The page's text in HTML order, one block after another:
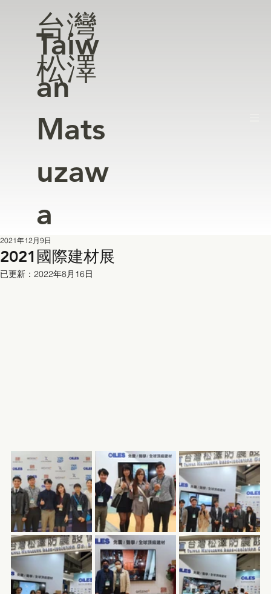
台灣
松澤
Taiw
an
Mats
uzaw
a
2021國際建材展
2021年12月9日
已更新： 2022年8月16日